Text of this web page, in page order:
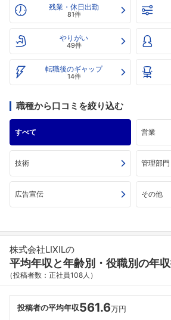
残業・休日出勤
81件
やりがい
49件
転職後のギャップ
14件
職種から口コミを絞り込む
すべて 営業
技術 管理部門
広告宣伝 その他
株式会社LIXILの
平均年収と年齢別・役職別の年
（投稿者数：正社員108人）
投稿者の平均年収561.6万円